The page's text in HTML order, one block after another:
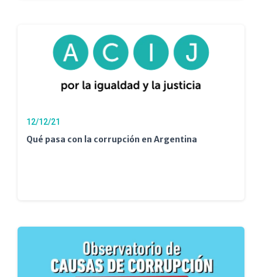
12/12/21
Qué pasa con la corrupción en Argentina